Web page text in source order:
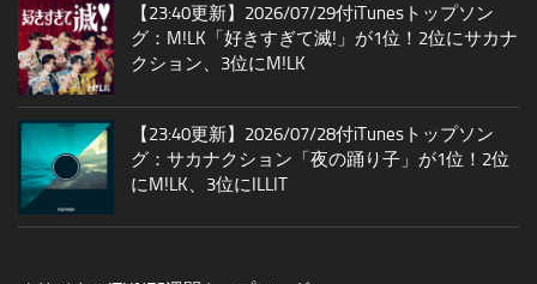
【23:40更新】2026/07/29付iTunesトップソン
グ：M!LK「好きすぎて滅!」が1位！2位にサカナ
クション、3位にM!LK
【23:40更新】2026/07/28付iTunesトップソン
グ：サカナクション「夜の踊り子」が1位！2位
にM!LK、3位にILLIT